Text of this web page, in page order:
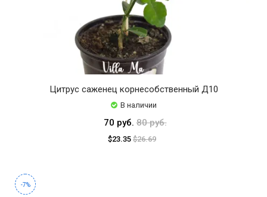
Цитрус саженец корнесобственный Д10
В наличии
70 руб.80 руб.
$23.35 $26.69
-7%